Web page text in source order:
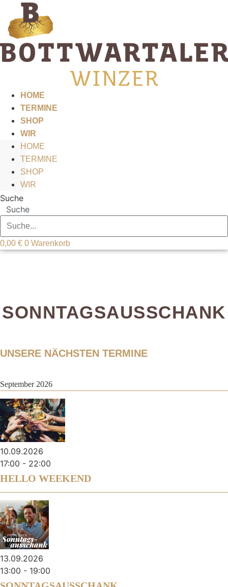
Inhalt
springen
HOME
TERMINE
SHOP
WIR
HOME
TERMINE
SHOP
WIR
Suche
Suche
0,00 € 0 Warenkorb
SONNTAGSAUSSCHANK
UNSERE NÄCHSTEN TERMINE
September 2026
10.09.2026
17:00 - 22:00
HELLO WEEKEND
13.09.2026
13:00 - 19:00